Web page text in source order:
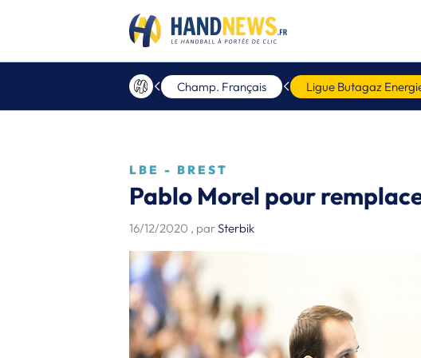
Champ. Français Ligue Butagaz
LBE - BREST
Pablo Morel pour
16/12/2020 , parSterbik